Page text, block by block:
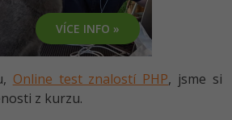
Bootstrap, SEO
a verzování
aplikací
na AI a bigdata
developer
VÍCE INFO »
Online test znalostí PHP, jsme si
z kurzu.